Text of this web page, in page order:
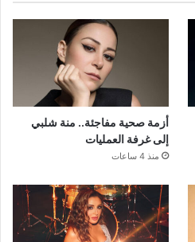
أزمة صحية مفاجئة.. منة شلبي
إلى غرفة العمليات
منذ 4 ساعات